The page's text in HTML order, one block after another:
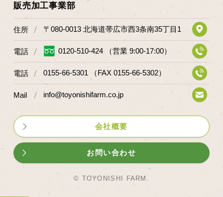
販売加工事業部
住所 〒080-0013 北海道帯広市西3条南35丁目1
電話 0120-510-424 （営業 9:00-17:00）
電話 0155-66-5301 （FAX 0155-66-5302）
Mail info@toyonishifarm.co.jp
会社概要
お問い合わせ
© TOYONISHI FARM.
問い合わせ
個人のお客様
法人のお客様
Facebook
Twitter
LINE公式アカウント
Instagram